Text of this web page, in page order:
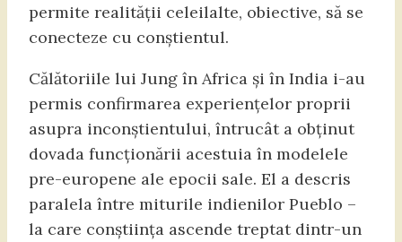
permite realității celeilalte, obiective, să se
conecteze cu conștientul.
Călătoriile lui Jung în Africa și în India i-au
permis confirmarea experiențelor proprii
asupra inconștientului, întrucât a obținut
dovada funcționării acestuia în modelele
pre-europene ale epocii sale. El a descris
paralela între miturile indienilor Pueblo –
la care conștiința ascende treptat dintr-un